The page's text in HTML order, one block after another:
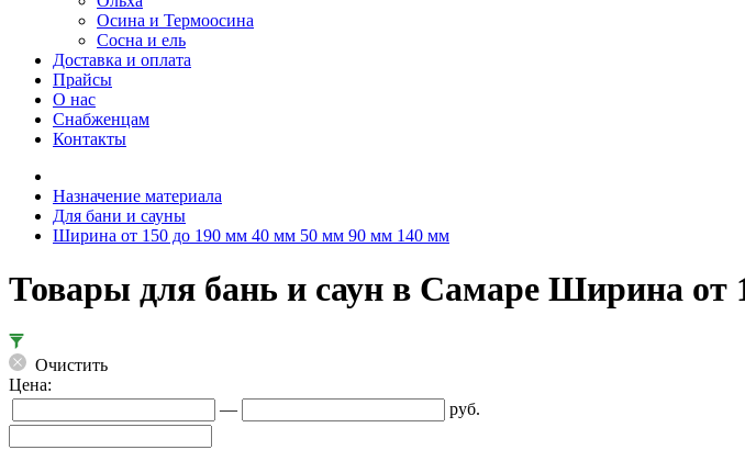
Осина и Термоосина
Сосна и ель
Доставка и оплата
Прайсы
О нас
Снабженцам
Контакты
Назначение материала
Для бани и сауны
Ширина от 150 до 190 мм 40 мм 50 мм 90 мм 140 мм
Товары для бань и саун в Самаре Ширина
Очистить
Цена:
—
руб.